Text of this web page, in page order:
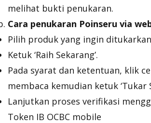
melihat bukti penukaran.
Cara penukaran Poinseru via
Pilih produk yang ingin ditukarkan
Ketuk ‘Raih Sekarang’.
Pada syarat dan ketentuan, klik
membaca kemudian ketuk ‘Tukar
Lanjutkan proses verifikasi
Token IB OCBC mobile